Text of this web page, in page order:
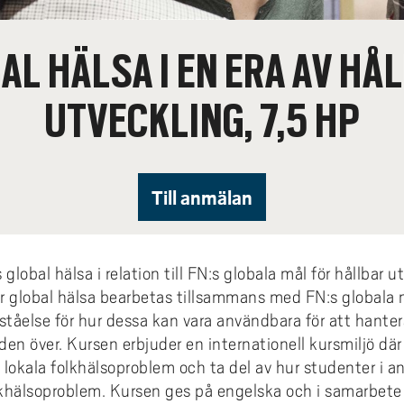
i Sverige med utländsk
Hälsa och vård
Ledarskap och organisation
Skola och förskola
Socialt arbete &
Teknik och industri
Projekt inom AIL
Utbildningar inom AIL
CIWIL
AIL-rapporter
Termisk sprutning
Flexibel automation
Logistik och
Primus på insidan (inlogg
till Högskolan Väst
och ordningsregler
Uppföljning av
villkor och jämställdhet
rekrytering och breddat
bibliotek och
utveckling
i hälsoinnovation
Funders Days 2026
Symposium on
undervisning
språk - stöd för
litteracitet
Akademus
HÄLSA I EN ERA AV
UTVECKLING, 7,5 HP
Till anmälan
global hälsa i relation till FN:s globala mål för hållbar
global hälsa bearbetas tillsammans med FN:s
för hur dessa kan vara användbara för att
över. Kursen erbjuder en internationell kursmiljö
folkhälsoproblem och ta del av hur studenter i
Kursen ges på engelska och i